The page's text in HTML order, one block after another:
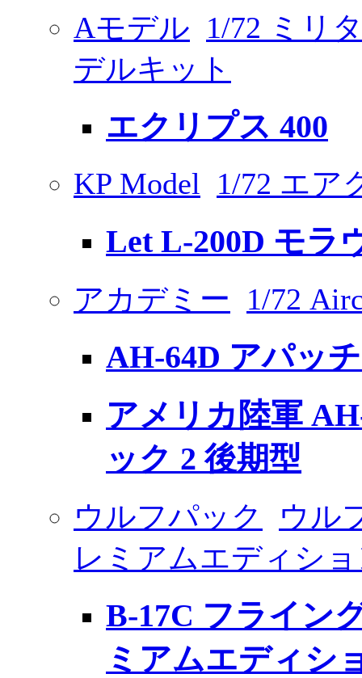
Aモデル 1/72 ミリ
デルキット
エクリプス 400
KP Model 1/72 エア
Let L-200D モラ
アカデミー 1/72
AH-64D アパッ
アメリカ陸軍
ック 2 後期型
ウルフパック
ウル
レミアムエディシ
B-17C フライン
ミアムエディシ